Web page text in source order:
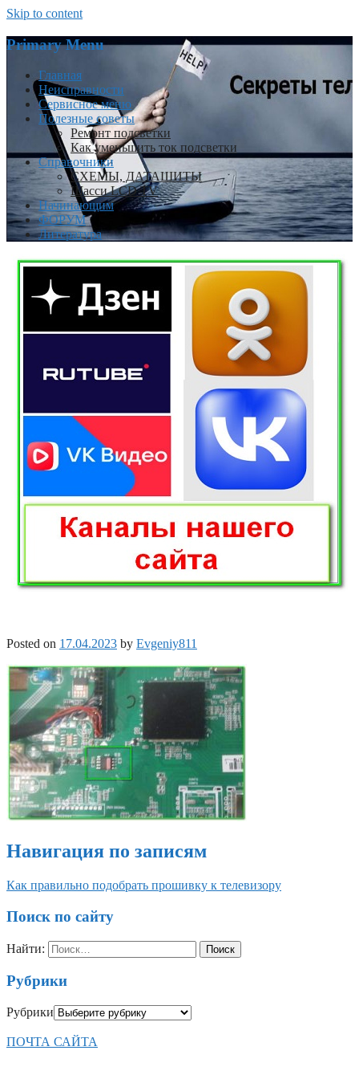
Skip to content
Primary Menu
Главная
Неисправности
Сервисное меню
Полезные советы
Ремонт подсветки
Как уменьшить ток подсветки
Справочники
СХЕМЫ, ДАТАШИТЫ
Шасси LCD TV
Начинающим
ФОРУМ
Литература
Posted on 17.04.2023 by Evgeniy811
Навигация по записям
Как правильно подобрать прошивку к телевизору
Поиск по сайту
Найти:
Рубрики
Рубрики
ПОЧТА САЙТА